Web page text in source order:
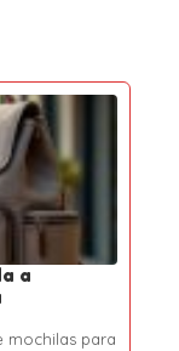
a
mochilas para